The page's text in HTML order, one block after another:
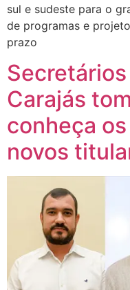
sul e sudeste para o
de programas e
prazo
Carajás
conheça
novos